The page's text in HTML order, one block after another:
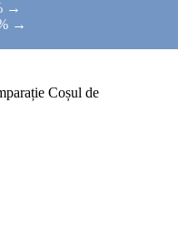
→
→
Coșul de